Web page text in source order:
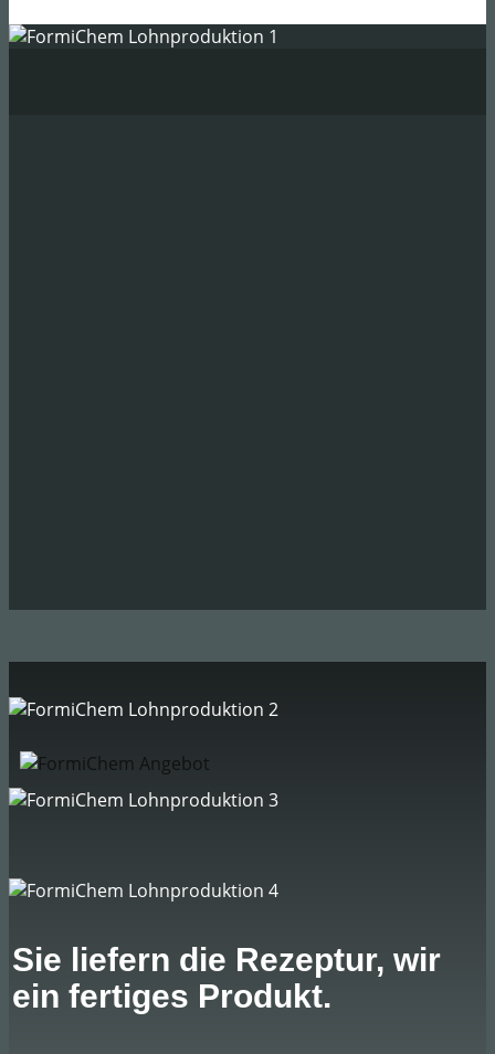
Sie liefern die Rezeptur, wir
ein fertiges Produkt.